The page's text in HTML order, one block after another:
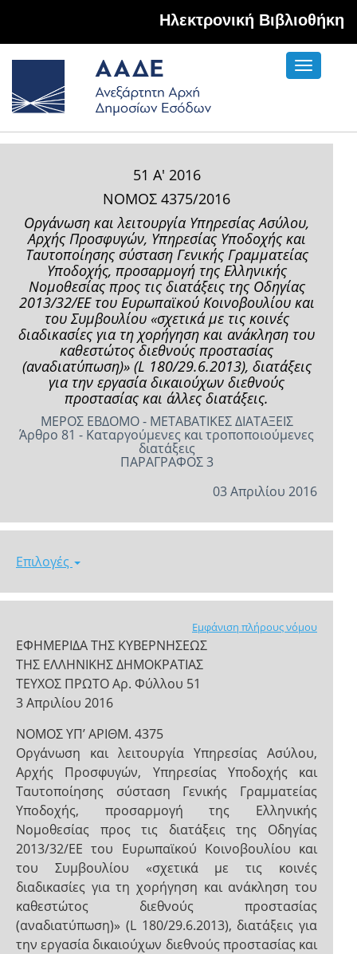
Hλεκτρονική Βιβλιοθήκη
Toggle
51 Α' 2016
ΝΟΜΟΣ 4375/2016
Οργάνωση και λειτουργία Υπηρεσίας Ασύλου,
Αρχής Προσφυγών, Υπηρεσίας Υποδοχής και
Ταυτοποίησης σύσταση Γενικής Γραμματείας
Υποδοχής, προσαρμογή της Ελληνικής
Νομοθεσίας προς τις διατάξεις της Οδηγίας
2013/32/ΕΕ του Ευρωπαϊκού Κοινοβουλίου και
του Συμβουλίου «σχετικά με τις κοινές
διαδικασίες για τη χορήγηση και ανάκληση του
καθεστώτος διεθνούς προστασίας
(αναδιατύπωση)» (L 180/29.6.2013), διατάξεις
για την εργασία δικαιούχων διεθνούς
προστασίας και άλλες διατάξεις.
ΜΕΡΟΣ ΕΒΔΟΜΟ - ΜΕΤΑΒΑΤΙΚΕΣ ΔΙΑΤΑΞΕΙΣ
Άρθρο 81 - Καταργούμενες και τροποποιούμενες
διατάξεις
ΠΑΡΑΓΡΑΦΟΣ 3
03 Απριλίου 2016
Επιλογές
Εμφάνιση πλήρους νόμου
ΕΦΗΜΕΡΙΔΑ ΤΗΣ ΚΥΒΕΡΝΗΣΕΩΣ
ΤΗΣ ΕΛΛΗΝΙΚΗΣ ΔΗΜΟΚΡΑΤΙΑΣ
ΤΕΥΧΟΣ ΠΡΩΤΟ Αρ. Φύλλου 51
3 Απριλίου 2016
ΝΟΜΟΣ ΥΠ’ ΑΡΙΘΜ. 4375
Οργάνωση και λειτουργία Υπηρεσίας Ασύλου,
Αρχής Προσφυγών, Υπηρεσίας Υποδοχής και
Ταυτοποίησης σύσταση Γενικής Γραμματείας
Υποδοχής, προσαρμογή της Ελληνικής
Νομοθεσίας προς τις διατάξεις της Οδηγίας
2013/32/ΕΕ του Ευρωπαϊκού Κοινοβουλίου και
του Συμβουλίου «σχετικά με τις κοινές
διαδικασίες για τη χορήγηση και ανάκληση του
καθεστώτος διεθνούς προστασίας
(αναδιατύπωση)» (L 180/29.6.2013), διατάξεις για
την εργασία δικαιούχων διεθνούς προστασίας και